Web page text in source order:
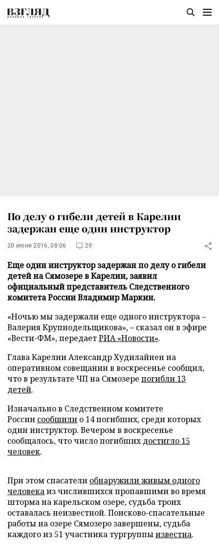
По делу о гибели детей в Карелии
задержан еще один инструктор
20 июня 2016, 08:06 29
Еще один инструктор задержан по делу о гибели
детей на Сямозере в Карелии, заявил
официальный представитель Следственного
комитета России Владимир Маркин.
«Ночью мы задержали еще одного инструктора –
Валерия Крупнодельщикова», – сказал он в эфире
«Вести-ФМ», передаетРИА «Новости».
Глава Карелии Александр Худилайнен на
оперативном совещании в воскресенье сообщил,
что в результате ЧП на Сямозере погибли 13
детей.
Изначально в Следственном комитете
России сообщили о 14 погибших, среди которых
один инструктор. Вечером в воскресенье
сообщалось, что число погибшихдостигло 15
человек.
При этом спасатели обнаружили живым одного
человекаиз числившихся пропавшими во время
шторма на карельском озере, судьба троих
оставалась неизвестной. Поисково-спасательные
работы на озере Сямозеро завершены, судьба
каждого из 51 участника тургруппыизвестна.